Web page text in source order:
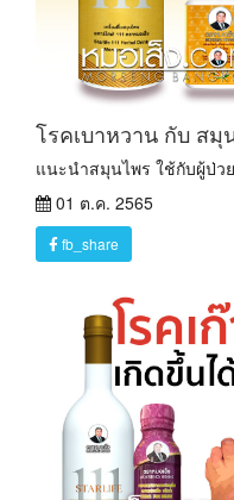
โรคเบาหวาน กับ สมุ
แนะนำสมุนไพร ใช้กับผู้ป่ว
01 ต.ค. 2565
fb_share